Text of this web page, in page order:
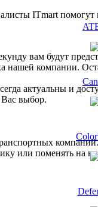
ITmart помогут
вам будут
нашей компании.
актуальны и
выбор.
компаний.
или поменять на